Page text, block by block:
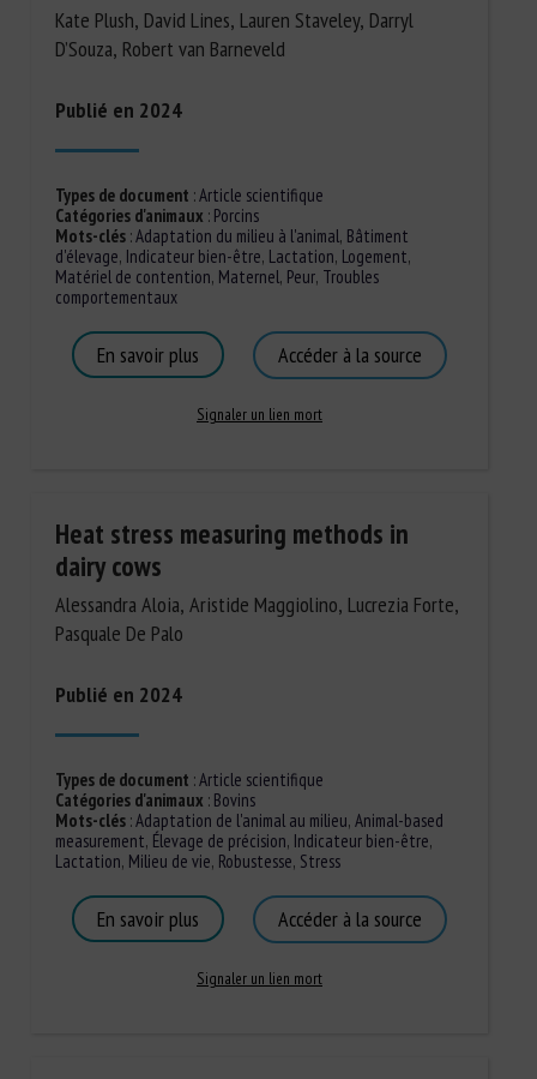
Kate Plush, David Lines, Lauren Staveley, Darryl
D’Souza, Robert van Barneveld
Publié en 2024
Types de document :Article scientifique
Catégories d'animaux : Porcins
Mots-clés:Adaptation du milieu à l'animal, Bâtiment
d'élevage, Indicateur bien-être, Lactation, Logement,
Matériel de contention, Maternel, Peur, Troubles
comportementaux
En savoir plus Accéder à la source
Signaler un lien mort
Heat stress measuring methods in
dairy cows
Alessandra Aloia, Aristide Maggiolino, Lucrezia Forte,
Pasquale De Palo
Publié en 2024
Types de document :Article scientifique
Catégories d'animaux : Bovins
Mots-clés:Adaptation de l'animal au milieu, Animal-based
measurement, Élevage de précision, Indicateur bien-être,
Lactation, Milieu de vie, Robustesse, Stress
En savoir plus Accéder à la source
Signaler un lien mort